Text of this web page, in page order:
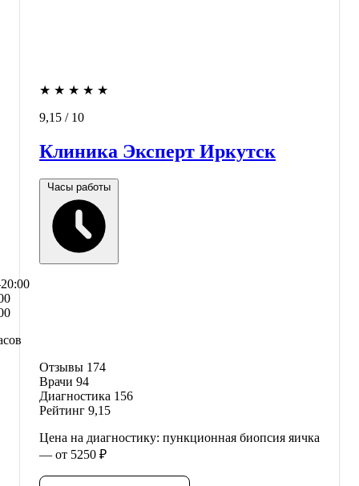
★ ★ ★ ★ ★
9,15 / 10
Клиника Эксперт Иркутск
Часы работы
Отзывы 174
Врачи 94
Диагностика 156
Рейтинг 9,15
Цена на диагностику: пункционная биопсия яичка
— от 5250 ₽